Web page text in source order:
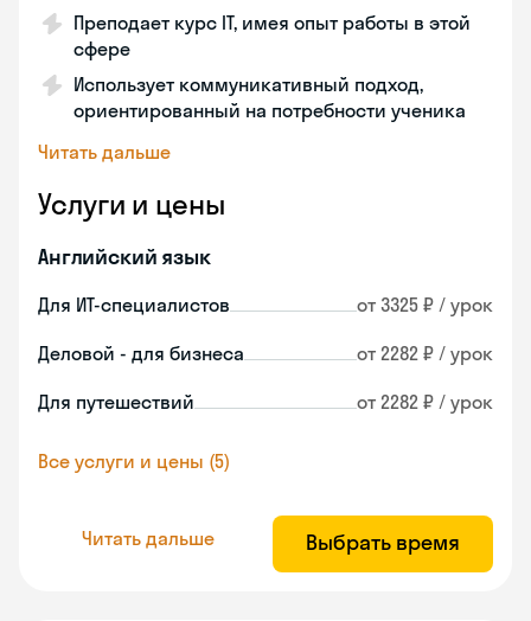
Преподает курс IT, имея опыт работы в этой
сфере
Использует коммуникативный подход,
ориентированный на потребности ученика
Читать дальше
Услуги и цены
Английский язык
Для ИТ-специалистов от 3325 ₽ / урок
Деловой - для бизнеса от 2282 ₽ / урок
Для путешествий от 2282 ₽ / урок
Все услуги и цены (5)
Читать дальше Выбрать время